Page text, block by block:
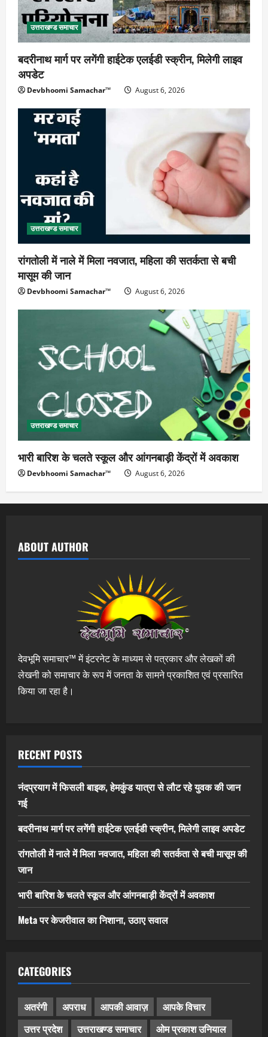
उत्तराखण्ड समाचार
बदरीनाथ मार्ग पर लगेंगी हाईटेक एलईडी स्क्रीन, मिलेगी लाइव
अपडेट
Devbhoomi Samachar™ August 6, 2026
उत्तराखण्ड समाचार
रांगतोली में नाले में मिला नवजात, महिला की सतर्कता से बची
मासूम की जान
Devbhoomi Samachar™ August 6, 2026
उत्तराखण्ड समाचार
भारी बारिश के चलते स्कूल और आंगनबाड़ी केंद्रों में अवकाश
Devbhoomi Samachar™ August 6, 2026
ABOUT AUTHOR
देवभूमि समाचार™ में इंटरनेट के माध्यम से पत्रकार और लेखकों की
लेखनी को समाचार के रूप में जनता के सामने प्रकाशित एवं प्रसारित
किया जा रहा है।
RECENT POSTS
नंदप्रयाग में फिसली बाइक, हेमकुंड यात्रा से लौट रहे युवक की जान
गई
बदरीनाथ मार्ग पर लगेंगी हाईटेक एलईडी स्क्रीन, मिलेगी लाइव अपडेट
रांगतोली में नाले में मिला नवजात, महिला की सतर्कता से बची मासूम की
जान
भारी बारिश के चलते स्कूल और आंगनबाड़ी केंद्रों में अवकाश
Meta पर केजरीवाल का निशाना, उठाए सवाल
CATEGORIES
अतरंगी अपराध आपकी आवाज़
आपके विचार
उत्तर प्रदेश
उत्तराखण्ड समाचार ओम प्रकाश उनियाल